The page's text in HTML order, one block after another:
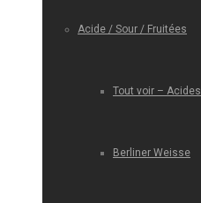
Acide / Sour / Fruitées
Tout voir – Acides
Berliner Weisse